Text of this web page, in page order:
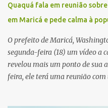
Quaquá fala em reunião
em Maricá e pede calma à
O prefeito de Maricá,
segunda-feira (18) um vídeo a
revelou mais um ponto de sua
feira, ele terá uma reunião com